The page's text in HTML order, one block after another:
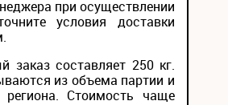
при осуществлении
условия доставки
заказ составляет 250 кг.
из объема партии и
региона. Стоимость чаще